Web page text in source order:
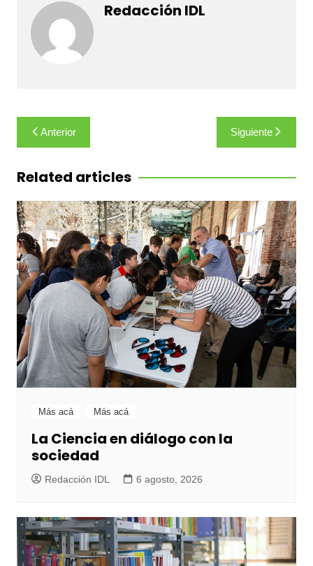
Redacción IDL
Navegación
de
entradas
Anterior Siguiente
Related articles
Más acá Más acá
La Ciencia en diálogo con la
sociedad
Redacción IDL 6 agosto, 2026